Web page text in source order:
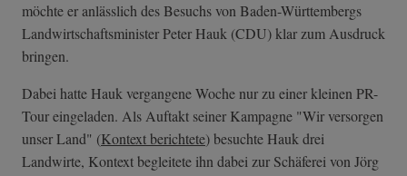
möchte er anlässlich des Besuchs von Baden-Württembergs
Landwirtschaftsminister Peter Hauk (CDU) klar zum Ausdruck
bringen.
Dabei hatte Hauk vergangene Woche nur zu einer kleinen PR-
Tour eingeladen. Als Auftakt seiner Kampagne "Wir versorgen
unser Land" (Kontext berichtete) besuchte Hauk drei
Landwirte, Kontext begleitete ihn dabei zur Schäferei von Jörg